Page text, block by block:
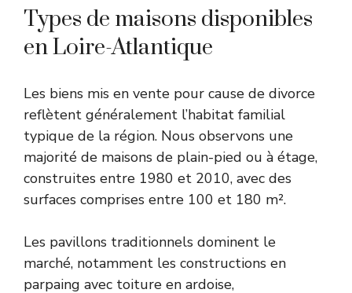
Types de maisons disponibles
en Loire-Atlantique
Les biens mis en vente pour cause de divorce
reflètent généralement l’habitat familial
typique de la région. Nous observons une
majorité de maisons de plain-pied ou à étage,
construites entre 1980 et 2010, avec des
surfaces comprises entre 100 et 180 m².
Les pavillons traditionnels dominent le
marché, notamment les constructions en
parpaing avec toiture en ardoise,